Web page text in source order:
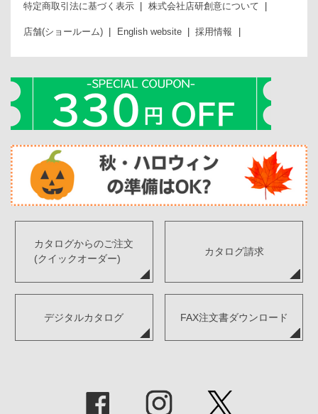
特定商取引法に基づく表示 株式会社店研創意について
店舗(ショールーム) English website 採用情報
カタログからのご注文
(クイックオーダー)
カタログ請求
デジタルカタログ FAX注文書ダウンロード